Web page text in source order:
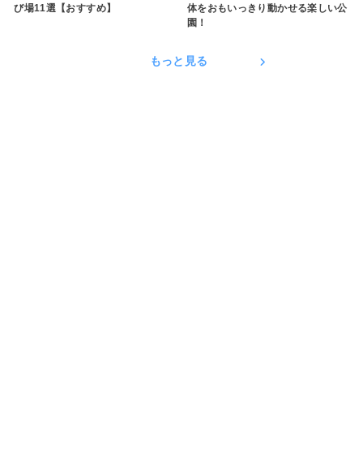
び場11選【おすすめ】
体をおもいっきり動かせる楽しい公
園！
もっと見る